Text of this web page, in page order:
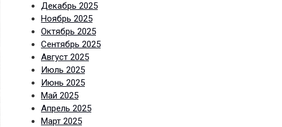
Декабрь 2025
Ноябрь 2025
Октябрь 2025
Сентябрь 2025
Август 2025
Июль 2025
Июнь 2025
Май 2025
Апрель 2025
Март 2025